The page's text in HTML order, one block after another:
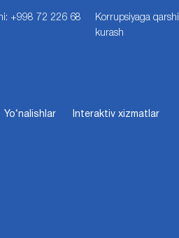
+998 72 226 68
Korrupsiyaga qarshi
kurash
Yo‘nalishlar Interaktiv xizmatlar